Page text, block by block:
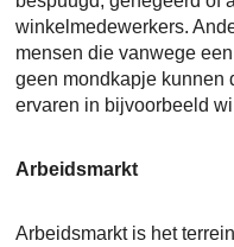
winkelmedewerkers.
mensen die vanwege
geen mondkapje kunnen
ervaren in bijvoorbeeld
Arbeidsmarkt
Arbeidsmarkt is het